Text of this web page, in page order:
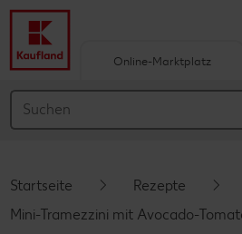
Hauptinhalt
Schwebender Seitenbereich
Online-Marktplatz
Startseite Rezepte
Mini-Tramezzini mit Avocado-